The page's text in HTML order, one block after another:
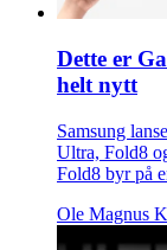
Dette er
helt nytt
Samsung
Ultra, Fold8
Fold8 byr på
Ole Magnus